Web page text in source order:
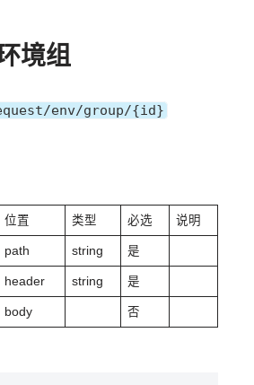
境组
env/group/{id}
位置 类型 必选 说明
path string 是
header string 是
body 否